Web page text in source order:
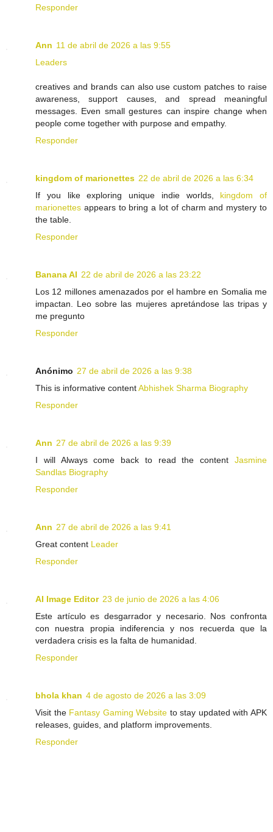
Responder
Ann 11 de abril de 2026 a las 9:55
Leaders
creatives and brands can also use custom patches to raise
awareness, support causes, and spread meaningful
messages. Even small gestures can inspire change when
people come together with purpose and empathy.
Responder
kingdom of marionettes 22 de abril de 2026 a las 6:34
If you like exploring unique indie worlds, kingdom of
marionettes appears to bring a lot of charm and mystery to
the table.
Responder
Banana AI 22 de abril de 2026 a las 23:22
Los 12 millones amenazados por el hambre en Somalia me
impactan. Leo sobre las mujeres apretándose las tripas y
me pregunto
Responder
Anónimo 27 de abril de 2026 a las 9:38
This is informative contentAbhishek Sharma Biography
Responder
Ann 27 de abril de 2026 a las 9:39
I will Always come back to read the content Jasmine
Sandlas Biography
Responder
Ann 27 de abril de 2026 a las 9:41
Great content Leader
Responder
AI Image Editor 23 de junio de 2026 a las 4:06
Este artículo es desgarrador y necesario. Nos confronta
con nuestra propia indiferencia y nos recuerda que la
verdadera crisis es la falta de humanidad.
Responder
bhola khan 4 de agosto de 2026 a las 3:09
Visit the Fantasy Gaming Website to stay updated with APK
releases, guides, and platform improvements.
Responder